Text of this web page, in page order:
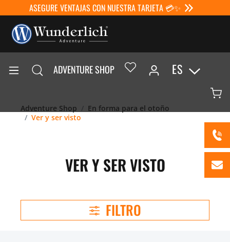
ASEGURE VENTAJAS CON NUESTRA TARJETA 💳✨
ADVENTURE SHOP ES
Adventure Shop
En forma para el otoño
Ver y ser visto
VER Y SER VISTO
FILTRO